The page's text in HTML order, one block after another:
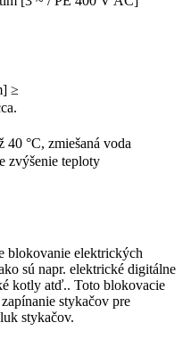
≥
40 °C, zmiešaná voda
zvýšenie teploty
blokovanie elektrických
sú napr. elektrické digitálne
kotly atď.. Toto blokovacie
stykačov pre
stykačov.